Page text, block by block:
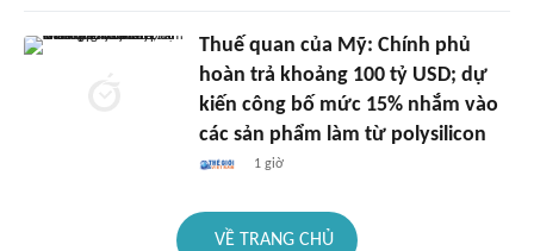
Thuế quan của Mỹ: Chính phủ
hoàn trả khoảng 100 tỷ USD; dự
kiến công bố mức 15% nhắm vào
các sản phẩm làm từ polysilicon
1 giờ
VỀ TRANG CHỦ